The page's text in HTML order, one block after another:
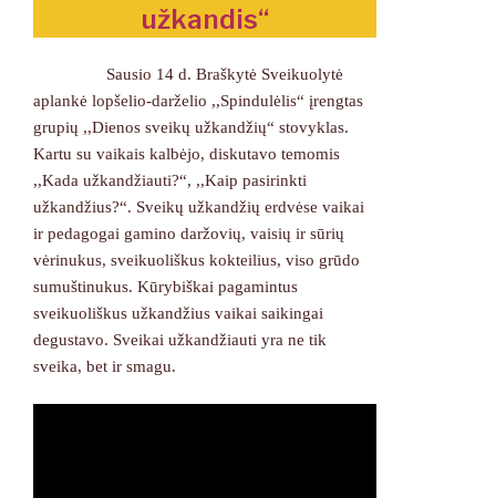
užkandis“
Sausio 14 d. Braškytė Sveikuolytė
aplankė lopšelio-darželio ,,Spindulėlis“ įrengtas
grupių ,,Dienos sveikų užkandžių“ stovyklas.
Kartu su vaikais kalbėjo, diskutavo temomis
,,Kada užkandžiauti?“, ,,Kaip pasirinkti
užkandžius?“. Sveikų užkandžių erdvėse vaikai
ir pedagogai gamino daržovių, vaisių ir sūrių
vėrinukus, sveikuoliškus kokteilius, viso grūdo
sumuštinukus. Kūrybiškai pagamintus
sveikuoliškus užkandžius vaikai saikingai
degustavo. Sveikai užkandžiauti yra ne tik
sveika, bet ir smagu.